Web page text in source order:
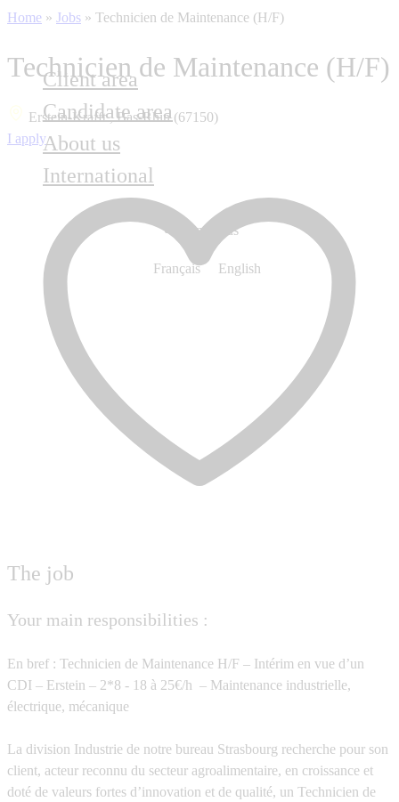
Client area
Candidate area
About us
International
Contact us
Français English
Home » Jobs » Technicien de Maintenance (H/F)
Technicien de Maintenance (H/F)
Erstein-Krafft , Bas-Rhin (67150)
I apply
The job
Your main responsibilities :
En bref : Technicien de Maintenance H/F – Intérim en vue d’un
CDI – Erstein – 2*8 - 18 à 25€/h – Maintenance industrielle,
électrique, mécanique
La division Industrie de notre bureau Strasbourg recherche pour son
client, acteur reconnu du secteur agroalimentaire, en croissance et
doté de valeurs fortes d’innovation et de qualité, un Technicien de